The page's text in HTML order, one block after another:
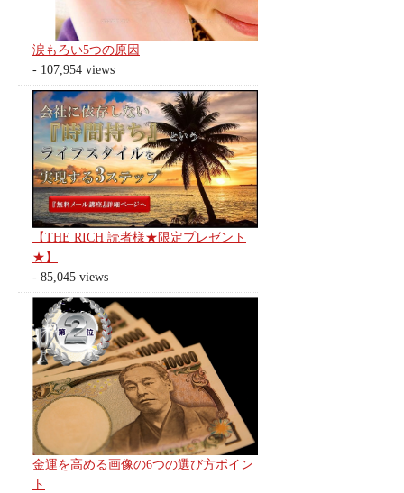
涙もろい5つの原因
- 107,954 views
【THE RICH 読者様★限定プレゼント
★】
- 85,045 views
金運を高める画像の6つの選び方ポイン
ト